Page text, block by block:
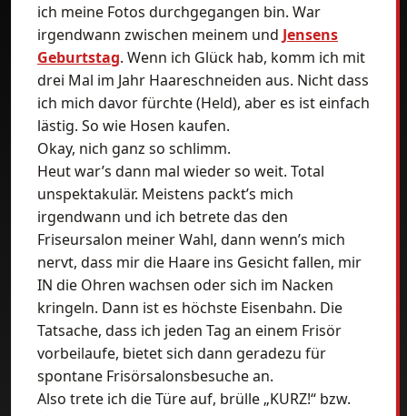
ich meine Fotos durchgegangen bin. War
irgendwann zwischen meinem und Jensens
Geburtstag. Wenn ich Glück hab, komm ich mit
drei Mal im Jahr Haareschneiden aus. Nicht dass
ich mich davor fürchte (Held), aber es ist einfach
lästig. So wie Hosen kaufen.
Okay, nich ganz so schlimm.
Heut war’s dann mal wieder so weit. Total
unspektakulär. Meistens packt’s mich
irgendwann und ich betrete das den
Friseursalon meiner Wahl, dann wenn’s mich
nervt, dass mir die Haare ins Gesicht fallen, mir
IN die Ohren wachsen oder sich im Nacken
kringeln. Dann ist es höchste Eisenbahn. Die
Tatsache, dass ich jeden Tag an einem Frisör
vorbeilaufe, bietet sich dann geradezu für
spontane Frisörsalonsbesuche an.
Also trete ich die Türe auf, brülle „KURZ!“ bzw.